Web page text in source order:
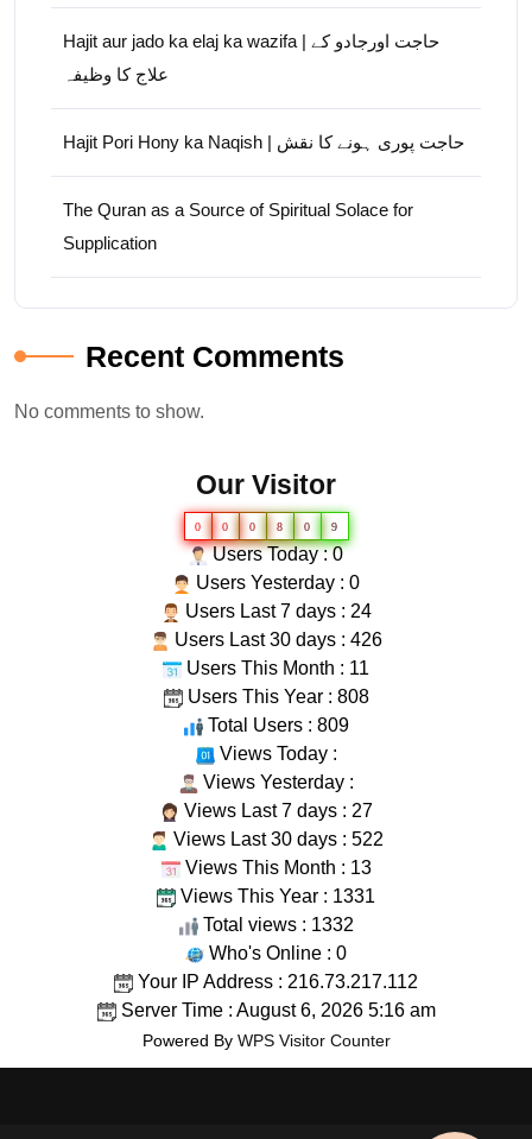
Hajit aur jado ka elaj ka wazifa | حاجت اورجادو کے
علاج کا وظیفہ
Hajit Pori Hony ka Naqish | حاجت پوری ہونے کا نقش
The Quran as a Source of Spiritual Solace for
Supplication
Recent Comments
No comments to show.
Our Visitor
0 0 0 8 0 9
Users Today : 0
Users Yesterday : 0
Users Last 7 days : 24
Users Last 30 days : 426
Users This Month : 11
Users This Year : 808
Total Users : 809
Views Today :
Views Yesterday :
Views Last 7 days : 27
Views Last 30 days : 522
Views This Month : 13
Views This Year : 1331
Total views : 1332
Who's Online : 0
Your IP Address : 216.73.217.112
Server Time : August 6, 2026 5:16 am
Powered By WPS Visitor Counter